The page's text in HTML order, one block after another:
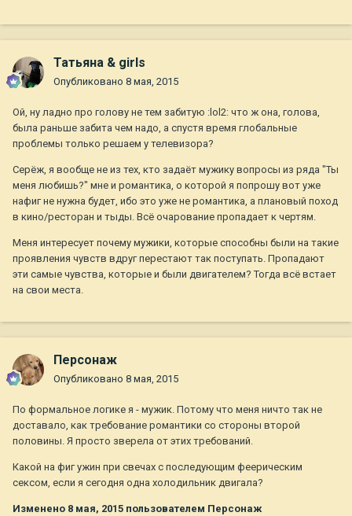
Татьяна & girls
Опубликовано 8 мая, 2015
Ой, ну ладно про голову не тем забитую :lol2: что ж она, голова,
была раньше забита чем надо, а спустя время глобальные
проблемы только решаем у телевизора?
Серёж, я вообще не из тех, кто задаёт мужику вопросы из ряда "Ты
меня любишь?" мне и романтика, о которой я попрошу вот уже
нафиг не нужна будет, ибо это уже не романтика, а плановый поход
в кино/ресторан и тыды. Всё очарование пропадает к чертям.
Меня интересует почему мужики, которые способны были на такие
проявления чувств вдруг перестают так поступать. Пропадают
эти самые чувства, которые и были двигателем? Тогда всё встает
на свои места.
Персонаж
Опубликовано 8 мая, 2015
По формальное логике я - мужик. Потому что меня ничто так не
доставало, как требование романтики со стороны второй
половины. Я просто зверела от этих требований.
Какой на фиг ужин при свечах с последующим феерическим
сексом, если я сегодня одна холодильник двигала?
Изменено 8 мая, 2015 пользователем Персонаж